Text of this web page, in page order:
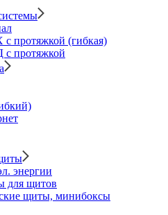
протяжкой (гибкая)
протяжкой
энергии
для щитов
щиты, минибоксы